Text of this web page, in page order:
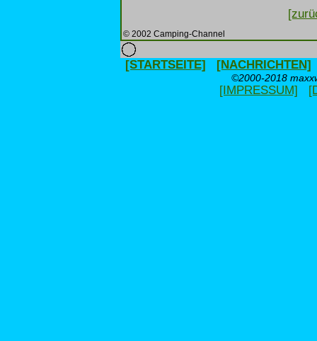
© 2002 Camping-Channel
[STARTSEITE] [NACHRICHTEN]
©2000-2018
[IMPRESSUM]